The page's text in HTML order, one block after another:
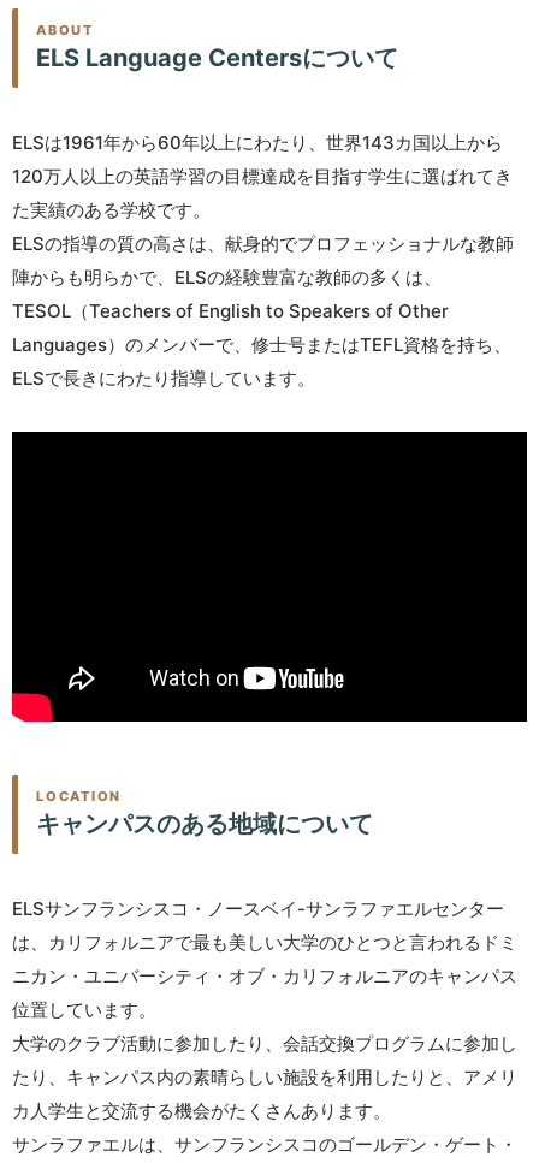
ABOUT
ELS Language Centersについて
ELSは1961年から60年以上にわたり、世界143カ国以上から
120万人以上の英語学習の目標達成を目指す学生に選ばれてき
た実績のある学校です。
ELSの指導の質の高さは、献身的でプロフェッショナルな教師
陣からも明らかで、ELSの経験豊富な教師の多くは、
TESOL（Teachers of English to Speakers of Other
Languages）のメンバーで、修士号またはTEFL資格を持ち、
ELSで長きにわたり指導しています。
LOCATION
キャンパスのある地域について
ELSサンフランシスコ・ノースベイ-サンラファエルセンター
は、カリフォルニアで最も美しい大学のひとつと言われるドミ
ニカン・ユニバーシティ・オブ・カリフォルニアのキャンパス
位置しています。
大学のクラブ活動に参加したり、会話交換プログラムに参加し
たり、キャンパス内の素晴らしい施設を利用したりと、アメリ
カ人学生と交流する機会がたくさんあります。
サンラファエルは、サンフランシスコのゴールデン・ゲート・